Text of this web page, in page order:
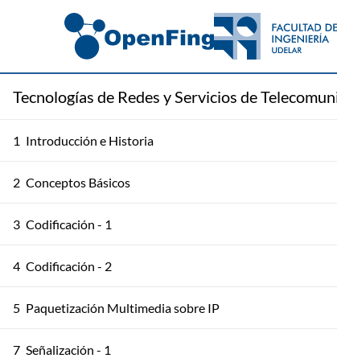
Tecnologías de Redes y Servicios de
1 Introducción e Historia
2 Conceptos Básicos
3 Codificación - 1
4 Codificación - 2
5 Paquetización Multimedia sobre IP
7 Señalización - 1